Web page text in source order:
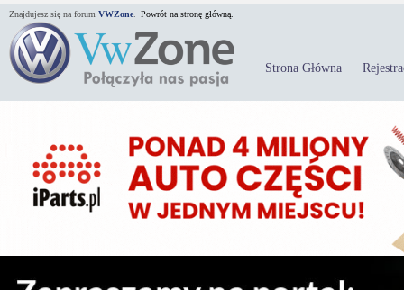
Znajdujesz się na forum VWZone Powrót na stronę główną.
Strona Główna